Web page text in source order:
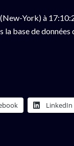
York) à
la base de
LinkedIn